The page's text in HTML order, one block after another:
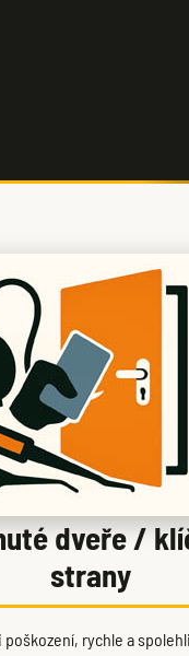
dveře /
strany
poškození, rychle a